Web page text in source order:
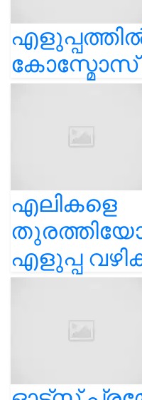
കോസ്മോസ്
എലികളെ
എളുപ്പ